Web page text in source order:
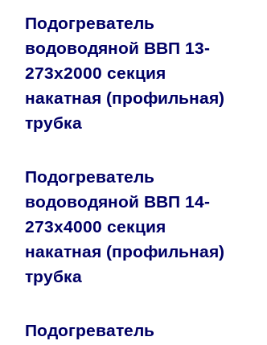
Подогреватель
водоводяной ВВП 13-
273х2000 секция
накатная (профильная)
трубка
Подогреватель
водоводяной ВВП 14-
273х4000 секция
накатная (профильная)
трубка
Подогреватель